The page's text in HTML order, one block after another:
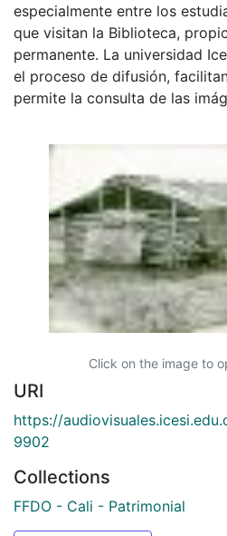
especialmente entre los
que visitan la Biblioteca,
permanente. La universidad
el proceso de difusión,
permite la consulta de las
Click on the image to
URI
https://
9902
Collections
FFDO - Cali - Patrimonial